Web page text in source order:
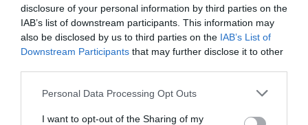
disclosure of your personal information by third parties on the
IAB’s list of downstream participants. This information may
also be disclosed by us to third parties on the IAB’s List of
Downstream Participants that may further disclose it to other
Please note that this website/app uses one or more Google
not limited to your visit or usage behaviour. You may click to
Personal Data Processing Opt Outs
I want to opt-out of the Sharing of my
gvh versenyhivatal bírság
év terméke díj - a fogyasztók döntése alapján